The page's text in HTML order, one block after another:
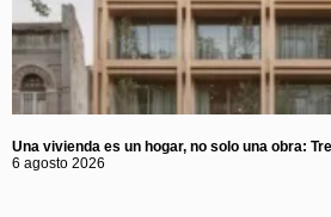
Una vivienda es un hogar, no solo una obra:
6 agosto 2026